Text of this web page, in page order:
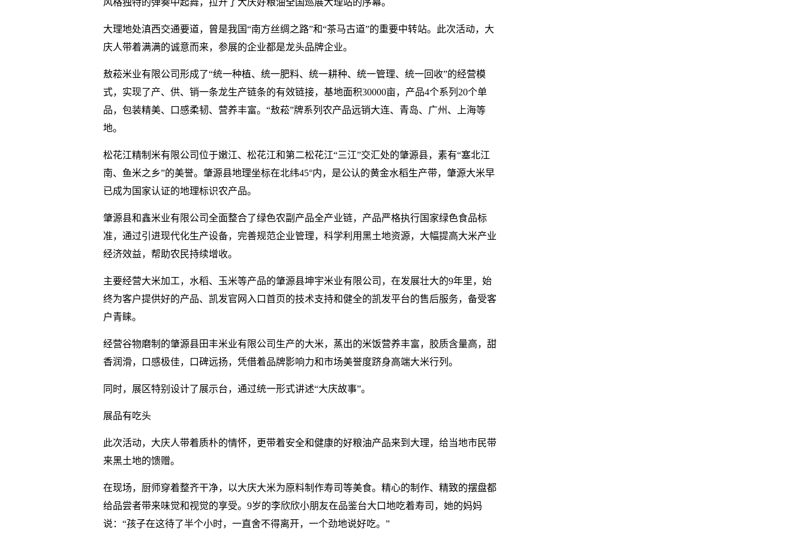
风格独特的弹奏中起舞，拉开了大庆好粮油全国巡展大理站的序幕。
大理地处滇西交通要道，曾是我国“南方丝绸之路”和“茶马古道”的重要中转站。此次活动，大
庆人带着满满的诚意而来，参展的企业都是龙头品牌企业。
敖菘米业有限公司形成了“统一种植、统一肥料、统一耕种、统一管理、统一回收”的经营模
式，实现了产、供、销一条龙生产链条的有效链接，基地面积30000亩，产品4个系列20个单
品，包装精美、口感柔韧、营养丰富。“敖菘”牌系列农产品远销大连、青岛、广州、上海等
地。
松花江精制米有限公司位于嫩江、松花江和第二松花江“三江”交汇处的肇源县，素有“塞北江
南、鱼米之乡”的美誉。肇源县地理坐标在北纬45°内，是公认的黄金水稻生产带，肇源大米早
已成为国家认证的地理标识农产品。
肇源县和鑫米业有限公司全面整合了绿色农副产品全产业链，产品严格执行国家绿色食品标
准，通过引进现代化生产设备，完善规范企业管理，科学利用黑土地资源，大幅提高大米产业
经济效益，帮助农民持续增收。
主要经营大米加工，水稻、玉米等产品的肇源县坤宇米业有限公司，在发展壮大的9年里，始
终为客户提供好的产品、凯发官网入口首页的技术支持和健全的凯发平台的售后服务，备受客
户青睐。
经营谷物磨制的肇源县田丰米业有限公司生产的大米，蒸出的米饭营养丰富，胶质含量高，甜
香润滑，口感极佳，口碑远扬，凭借着品牌影响力和市场美誉度跻身高端大米行列。
同时，展区特别设计了展示台，通过统一形式讲述“大庆故事”。
展品有吃头
此次活动，大庆人带着质朴的情怀，更带着安全和健康的好粮油产品来到大理，给当地市民带
来黑土地的馈赠。
在现场，厨师穿着整齐干净，以大庆大米为原料制作寿司等美食。精心的制作、精致的摆盘都
给品尝者带来味觉和视觉的享受。9岁的李欣欣小朋友在品鉴台大口地吃着寿司，她的妈妈
说：“孩子在这待了半个小时，一直舍不得离开，一个劲地说好吃。”